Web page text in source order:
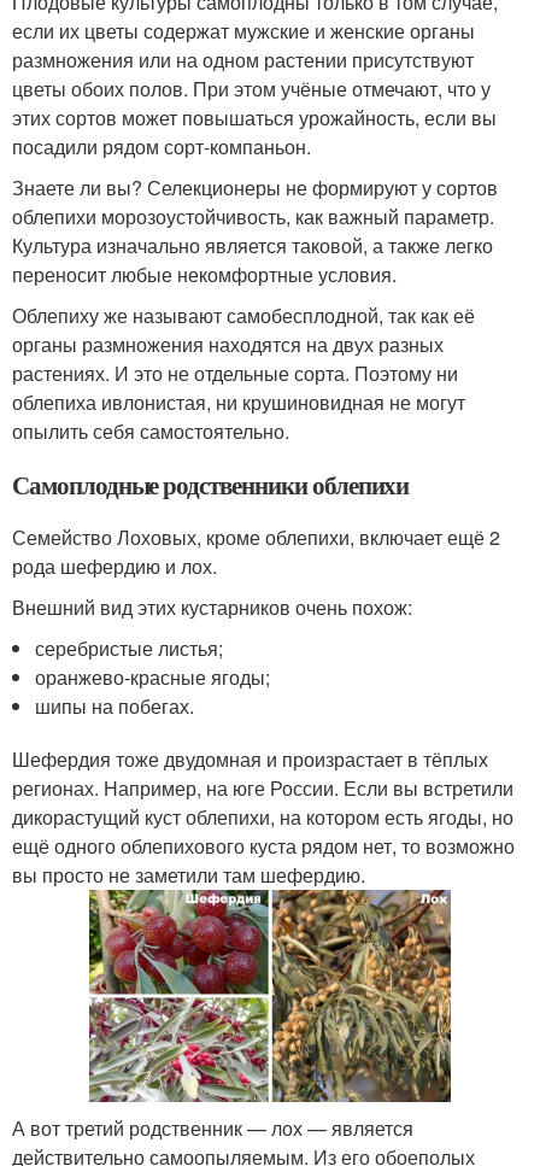
если их цветы содержат мужские и женские органы
размножения или на одном растении присутствуют
цветы обоих полов. При этом учёные отмечают, что у
этих сортов может повышаться урожайность, если вы
посадили рядом сорт-компаньон.
Знаете ли вы? Селекционеры не формируют у сортов
облепихи морозоустойчивость, как важный параметр.
Культура изначально является таковой, а также легко
переносит любые некомфортные условия.
Облепиху же называют самобесплодной, так как её
органы размножения находятся на двух разных
растениях. И это не отдельные сорта. Поэтому ни
облепиха ивлонистая, ни крушиновидная не могут
опылить себя самостоятельно.
Самоплодные родственники облепихи
Семейство Лоховых, кроме облепихи, включает ещё 2
рода шефердию и лох.
Внешний вид этих кустарников очень похож:
серебристые листья;
оранжево-красные ягоды;
шипы на побегах.
Шефердия тоже двудомная и произрастает в тёплых
регионах. Например, на юге России. Если вы встретили
дикорастущий куст облепихи, на котором есть ягоды, но
ещё одного облепихового куста рядом нет, то возможно
вы просто не заметили там шефердию.
А вот третий родственник — лох — является
действительно самоопыляемым. Из его обоеполых